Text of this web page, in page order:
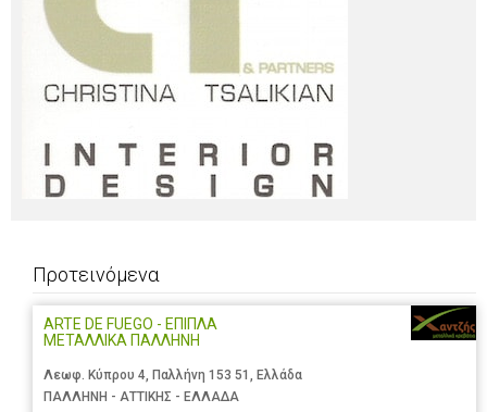
Προτεινόμενα
ARTE DE FUEGO - ΕΠΙΠΛΑ
ΜΕΤΑΛΛΙΚΑ ΠΑΛΛΗΝΗ
Λεωφ. Κύπρου 4, Παλλήνη 153 51, Ελλάδα
ΠΑΛΛΗΝΗ - ΑΤΤΙΚΗΣ - ΕΛΛΑΔΑ